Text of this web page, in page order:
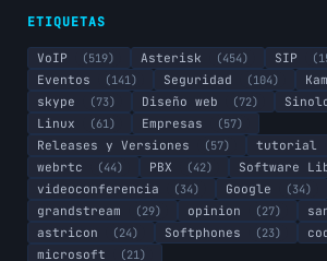
ETIQUETAS
VoIP (519) Asterisk (454) SIP
Eventos
(141) Seguridad (104)
skype
(73) Diseño web (72)
Linux
(61) Empresas
(57)
Releases y Versiones
(57) tutorial
webrtc
(44) PBX (42) Software
videoconferencia
(34) Google
(34)
grandstream
(29) opinion (27)
astricon
(24) Softphones (23)
microsoft
(21)